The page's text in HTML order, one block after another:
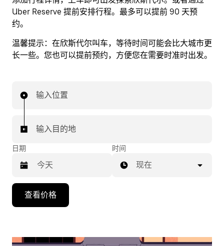
Uber Reserve 提前安排行程。最多可以提前 90 天预
约。
温馨提示： 在欣斯代尔叫车，等待时间可能会比大城市更
长一些。您也可以提前预约，方便您在需要时准时出发。
输入位置
输入目的地
日期
向
头
时间
现在
查看价格